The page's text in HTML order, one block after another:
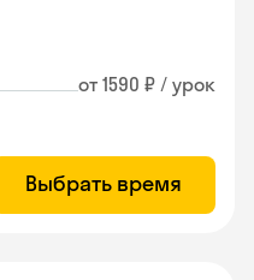
от 1590 ₽ / урок
Выбрать время